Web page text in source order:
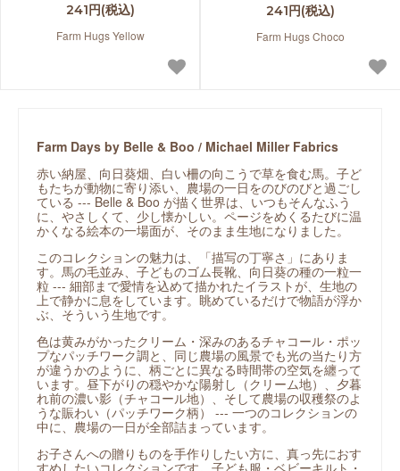
241円(税込)
Farm Hugs Yellow
241円(税込)
Farm Hugs Choco
Farm Days by Belle & Boo / Michael Miller Fabrics
赤い納屋、向日葵畑、白い柵の向こうで草を食む馬。子ど
もたちが動物に寄り添い、農場の一日をのびのびと過ごし
ている --- Belle & Boo が描く世界は、いつもそんなふう
に、やさしくて、少し懐かしい。ページをめくるたびに温
かくなる絵本の一場面が、そのまま生地になりました。
このコレクションの魅力は、「描写の丁寧さ」にありま
す。馬の毛並み、子どものゴム長靴、向日葵の種の一粒一
粒 --- 細部まで愛情を込めて描かれたイラストが、生地の
上で静かに息をしています。眺めているだけで物語が浮か
ぶ、そういう生地です。
色は黄みがかったクリーム・深みのあるチャコール・ポッ
プなパッチワーク調と、同じ農場の風景でも光の当たり方
が違うかのように、柄ごとに異なる時間帯の空気を纏って
います。昼下がりの穏やかな陽射し（クリーム地）、夕暮
れ前の濃い影（チャコール地）、そして農場の収穫祭のよ
うな賑わい（パッチワーク柄） --- 一つのコレクションの
中に、農場の一日が全部詰まっています。
お子さんへの贈りものを手作りしたい方に、真っ先におす